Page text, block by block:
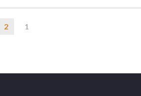
1
2